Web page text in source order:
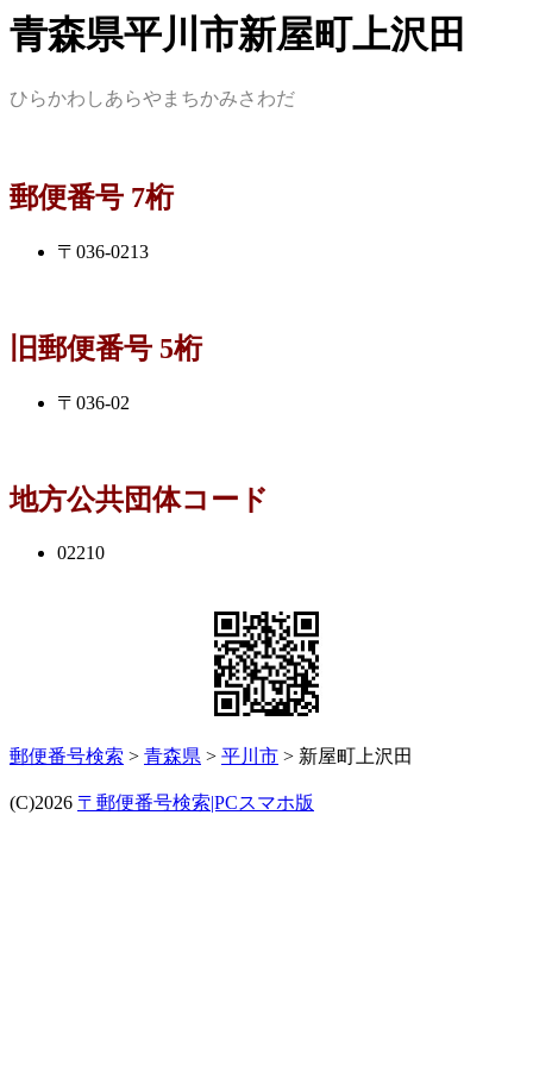
青森県平川市新屋町上沢田
ひらかわしあらやまちかみさわだ
郵便番号 7桁
〒036-0213
旧郵便番号 5桁
〒036-02
地方公共団体コード
02210
郵便番号検索 > 青森県 > 平川市 > 新屋町上沢田
(C)2026 〒郵便番号検索|PCスマホ版